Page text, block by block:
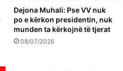
Dejona Muhali: Pse VV nuk
po e kërkon presidentin, nuk
munden ta kërkojnë të tjerat
08/07/2026